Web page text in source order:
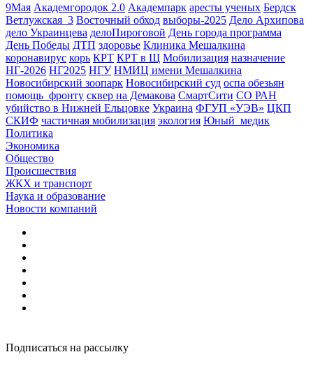
9Мая Академгородок 2.0 Академпарк аресты ученых Бердск
Ветлужская_3 Восточный обход выборы-2025 Дело Архипова
дело Украинцева делоПироговой День города программа
День Победы ДТП здоровье Клиника Мешалкина
коронавирус корь КРТ КРТ в Щ Мобилизация назначение
НГ-2026 НГ2025 НГУ НМИЦ имени Мешалкина
Новосибирский зоопарк Новосибирский суд оспа обезьян
помощь_фронту сквер на Демакова СмартСити СО РАН
убийство в Нижней Ельцовке Украина ФГУП «УЭВ» ЦКП
СКИФ частичная мобилизация экология Юный_медик
Политика
Экономика
Общество
Происшествия
ЖКХ и транспорт
Наука и образование
Новости компаний
Подписаться на рассылку